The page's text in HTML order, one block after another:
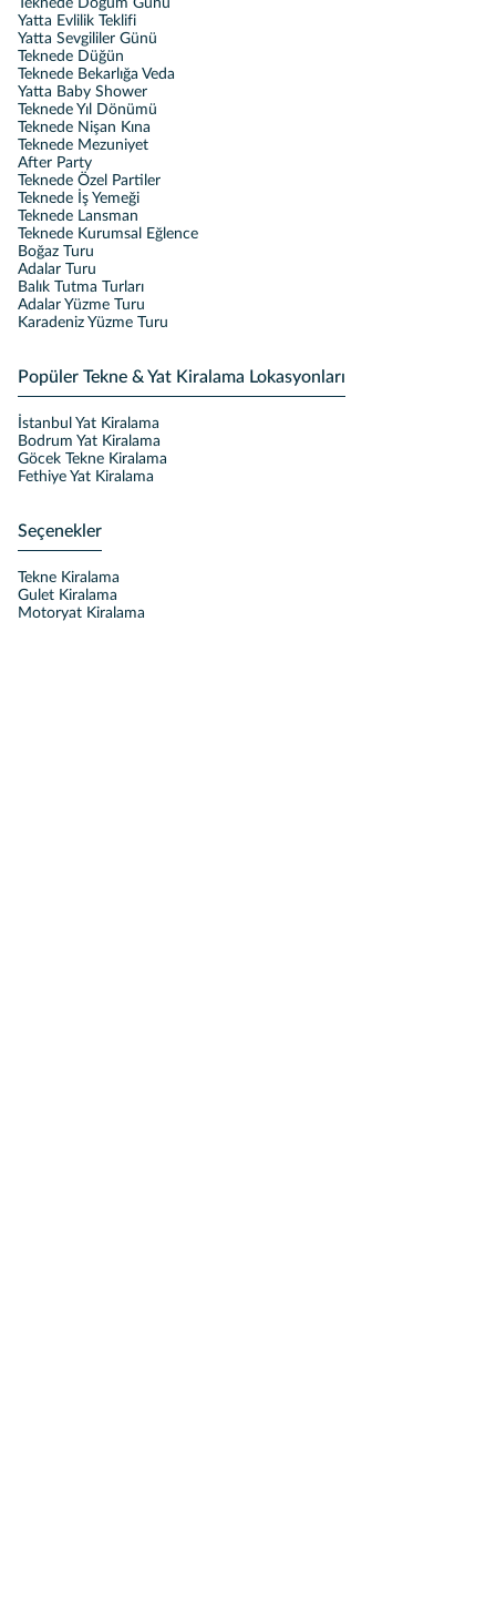
Yatta Evlilik Teklifi
Yatta Sevgililer Günü
Teknede Düğün
Teknede Bekarlığa Veda
Yatta Baby Shower
Teknede Yıl Dönümü
Teknede Nişan Kına
Teknede Mezuniyet
After Party
Teknede Özel Partiler
Teknede İş Yemeği
Teknede Lansman
Teknede Kurumsal Eğlence
Boğaz Turu
Adalar Turu
Balık Tutma Turları
Adalar Yüzme Turu
Karadeniz Yüzme Turu
Popüler Tekne & Yat Kiralama Lokasyonları
İstanbul Yat Kiralama
Bodrum Yat Kiralama
Göcek Tekne Kiralama
Fethiye Yat Kiralama
Seçenekler
Tekne Kiralama
Gulet Kiralama
Motoryat Kiralama